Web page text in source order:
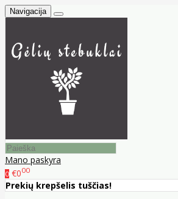
Navigacija
Mano paskyra
0 €000
Prekių krepšelis tuščias!